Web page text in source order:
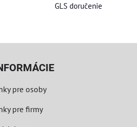
GLS doručenie
pre osoby
pre firmy